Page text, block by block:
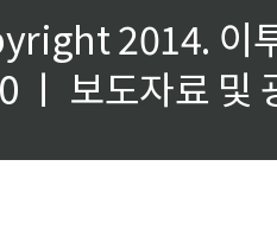
2014. 이
ㅣ 보도자료